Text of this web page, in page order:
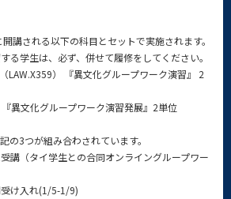
講される以下の科目とセットで実施されます。
る学生は、必ず、併せて履修をしてください。
） 『異文化グループワーク演習』 2
異文化グループワーク演習発展』2単位
の3つが組み合わされています。
（タイ学生との合同オンライングループワー
け入れ(1/5-1/9)